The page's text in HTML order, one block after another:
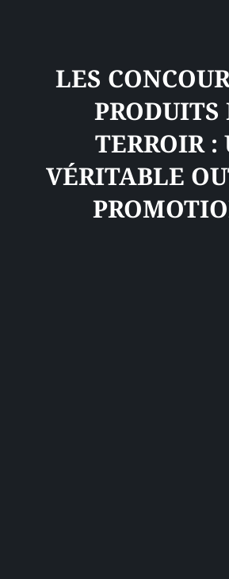
LES
PRODUITS
TERROIR :
VÉRITABLE